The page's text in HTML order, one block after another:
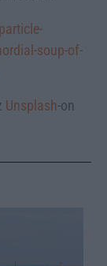
soup-of-
Unsplash-on